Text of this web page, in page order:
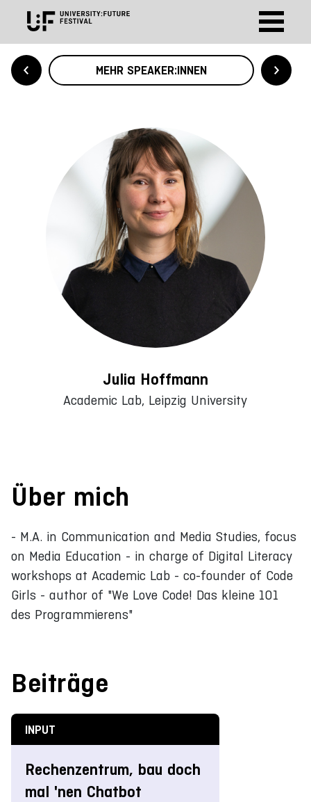
MEHR SPEAKER:INNEN
Julia Hoffmann
Academic Lab, Leipzig University
Über mich
- M.A. in Communication and Media Studies, focus
on Media Education - in charge of Digital Literacy
workshops at Academic Lab - co-founder of Code
Girls - author of "We Love Code! Das kleine 101
des Programmierens"
Beiträge
INPUT
Rechenzentrum, bau doch
mal 'nen Chatbot